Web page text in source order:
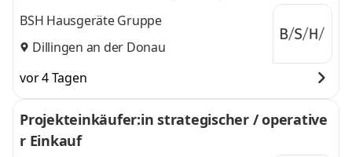
BSH Hausgeräte Gruppe
Dillingen an der Donau
vor 4 Tagen
Projekteinkäufer:in strategischer / operative
r Einkauf